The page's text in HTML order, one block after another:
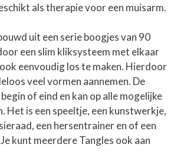
als therapie voor een muisarm.
uit een serie boogjes van 90
een slim kliksysteem met elkaar
eenvoudig los te maken. Hierdoor
veel vormen aannemen. De
of eind en kan op alle mogelijke
Het is een speeltje, een kunstwerkje,
een hersentrainer en of een
kunt meerdere Tangles ook aan